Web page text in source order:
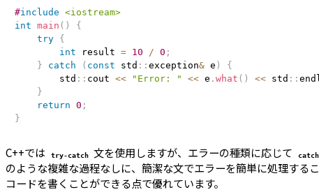
#include <iostream>
int main ( )
{
try
{
int result = 10 / 0 ;
}
catch ( const std :: exception& e )
{
        std
:: cout << "Error: " << e . what ( ) << std ::
}
return 0 ;
}
C++では try-catch 文を使用しますが、エラーの種類に応じて catch
のような複雑な過程なしに、簡潔な文でエラーを簡単に処理する
コードを書くことができる点で優れています。